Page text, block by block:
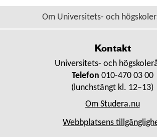
Om Universitets- och
Kontakt
Universitets- och
Telefon 010-470 03 00
(lunchstängt kl. 12–13)
Om Studera.nu
Webbplatsens